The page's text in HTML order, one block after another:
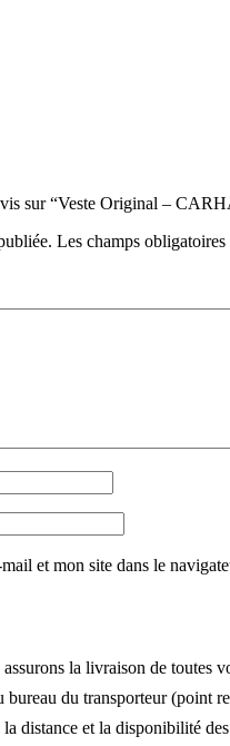
sur “Veste Original –
Les champs
et mon site dans le
la livraison de toutes
du transporteur (point
la distance et la disponibilité